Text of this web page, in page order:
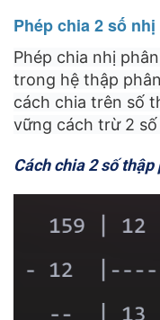
Phép chia 2 số nhị
Phép chia nhị
trong hệ thập
cách chia trên số
vững cách trừ 2
Cách chia 2 số thập